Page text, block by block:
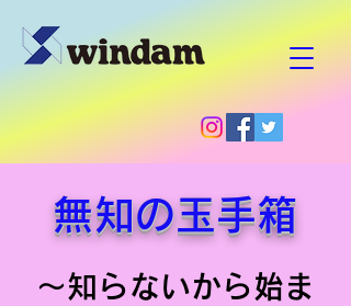
無知の玉手箱
～知らないから始ま